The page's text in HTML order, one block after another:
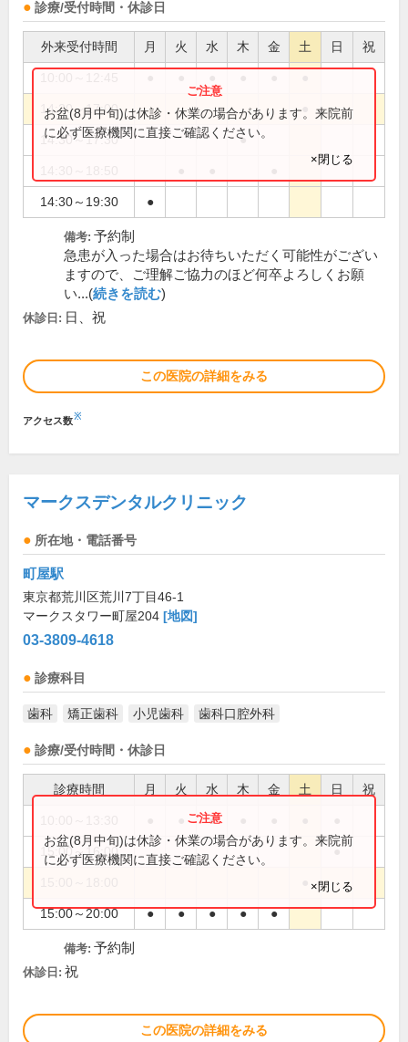
診療/受付時間・休診日
外来受付時間 月 火 水 木 金 土 日 祝
14:30～17:00
14:30～17:30 ●
14:30～19:30 ●
お盆(8月中旬)は休診・休業の場合があります。来院前
に必ず医療機関に直接ご確認ください。
×閉じる
備考: 予約制
急患が入った場合はお待ちいただく可能性がござい
ますので、ご理解ご協力のほど何卒よろしくお願
い...(続きを読む)
休診日: 日、祝
この医院の詳細をみる
アクセス数※
マークスデンタルクリニック
所在地・電話番号
町屋駅
東京都荒川区荒川7丁目46-1
マークスタワー町屋204 [地図]
03-3809-4618
診療科目
歯科 矯正歯科 小児歯科 歯科口腔外科
診療/受付時間・休診日
診療時間 月 火 水 木 金 土 日 祝
●
15:00～16:00 ●
15:00～20:00 ● ● ● ● ●
お盆(8月中旬)は休診・休業の場合があります。来院前
に必ず医療機関に直接ご確認ください。
×閉じる
備考: 予約制
休診日: 祝
この医院の詳細をみる